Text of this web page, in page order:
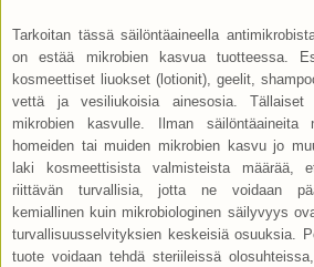
Tarkoitan tässä säilöntäaineella
on estää mikrobien kasvua tuotteessa.
kosmeettiset liuokset (lotionit), geelit,
vettä ja vesiliukoisia ainesosia. Tällaiset
mikrobien kasvulle. Ilman säilöntäaineita
homeiden tai muiden mikrobien kasvu jo
laki kosmeettisista valmisteista määrää,
riittävän turvallisia, jotta ne voidaan
kemiallinen kuin mikrobiologinen säilyvyys
turvallisuusselvityksien keskeisiä osuuksia.
tuote voidaan tehdä steriileissä